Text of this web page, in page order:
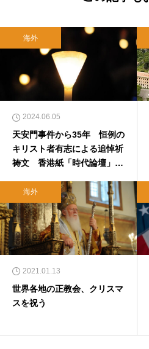
海外
2024.06.05
天安門事件から35年 恒例の
キリスト者有志による追悼祈
祷文 香港紙「時代論壇」に
海外
2021.01.13
世界各地の正教会、クリスマ
スを祝う